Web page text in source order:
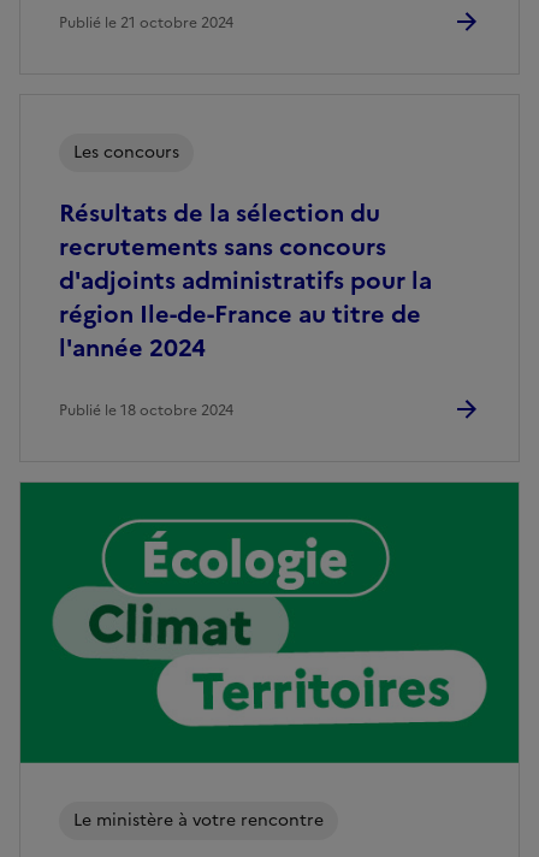
Publié le 21 octobre 2024
Résultats de la sélection du
recrutements sans concours
d'adjoints administratifs pour la
région Ile-de-France au titre de
l'année 2024
Les concours
Publié le 18 octobre 2024
Le ministère à votre rencontre